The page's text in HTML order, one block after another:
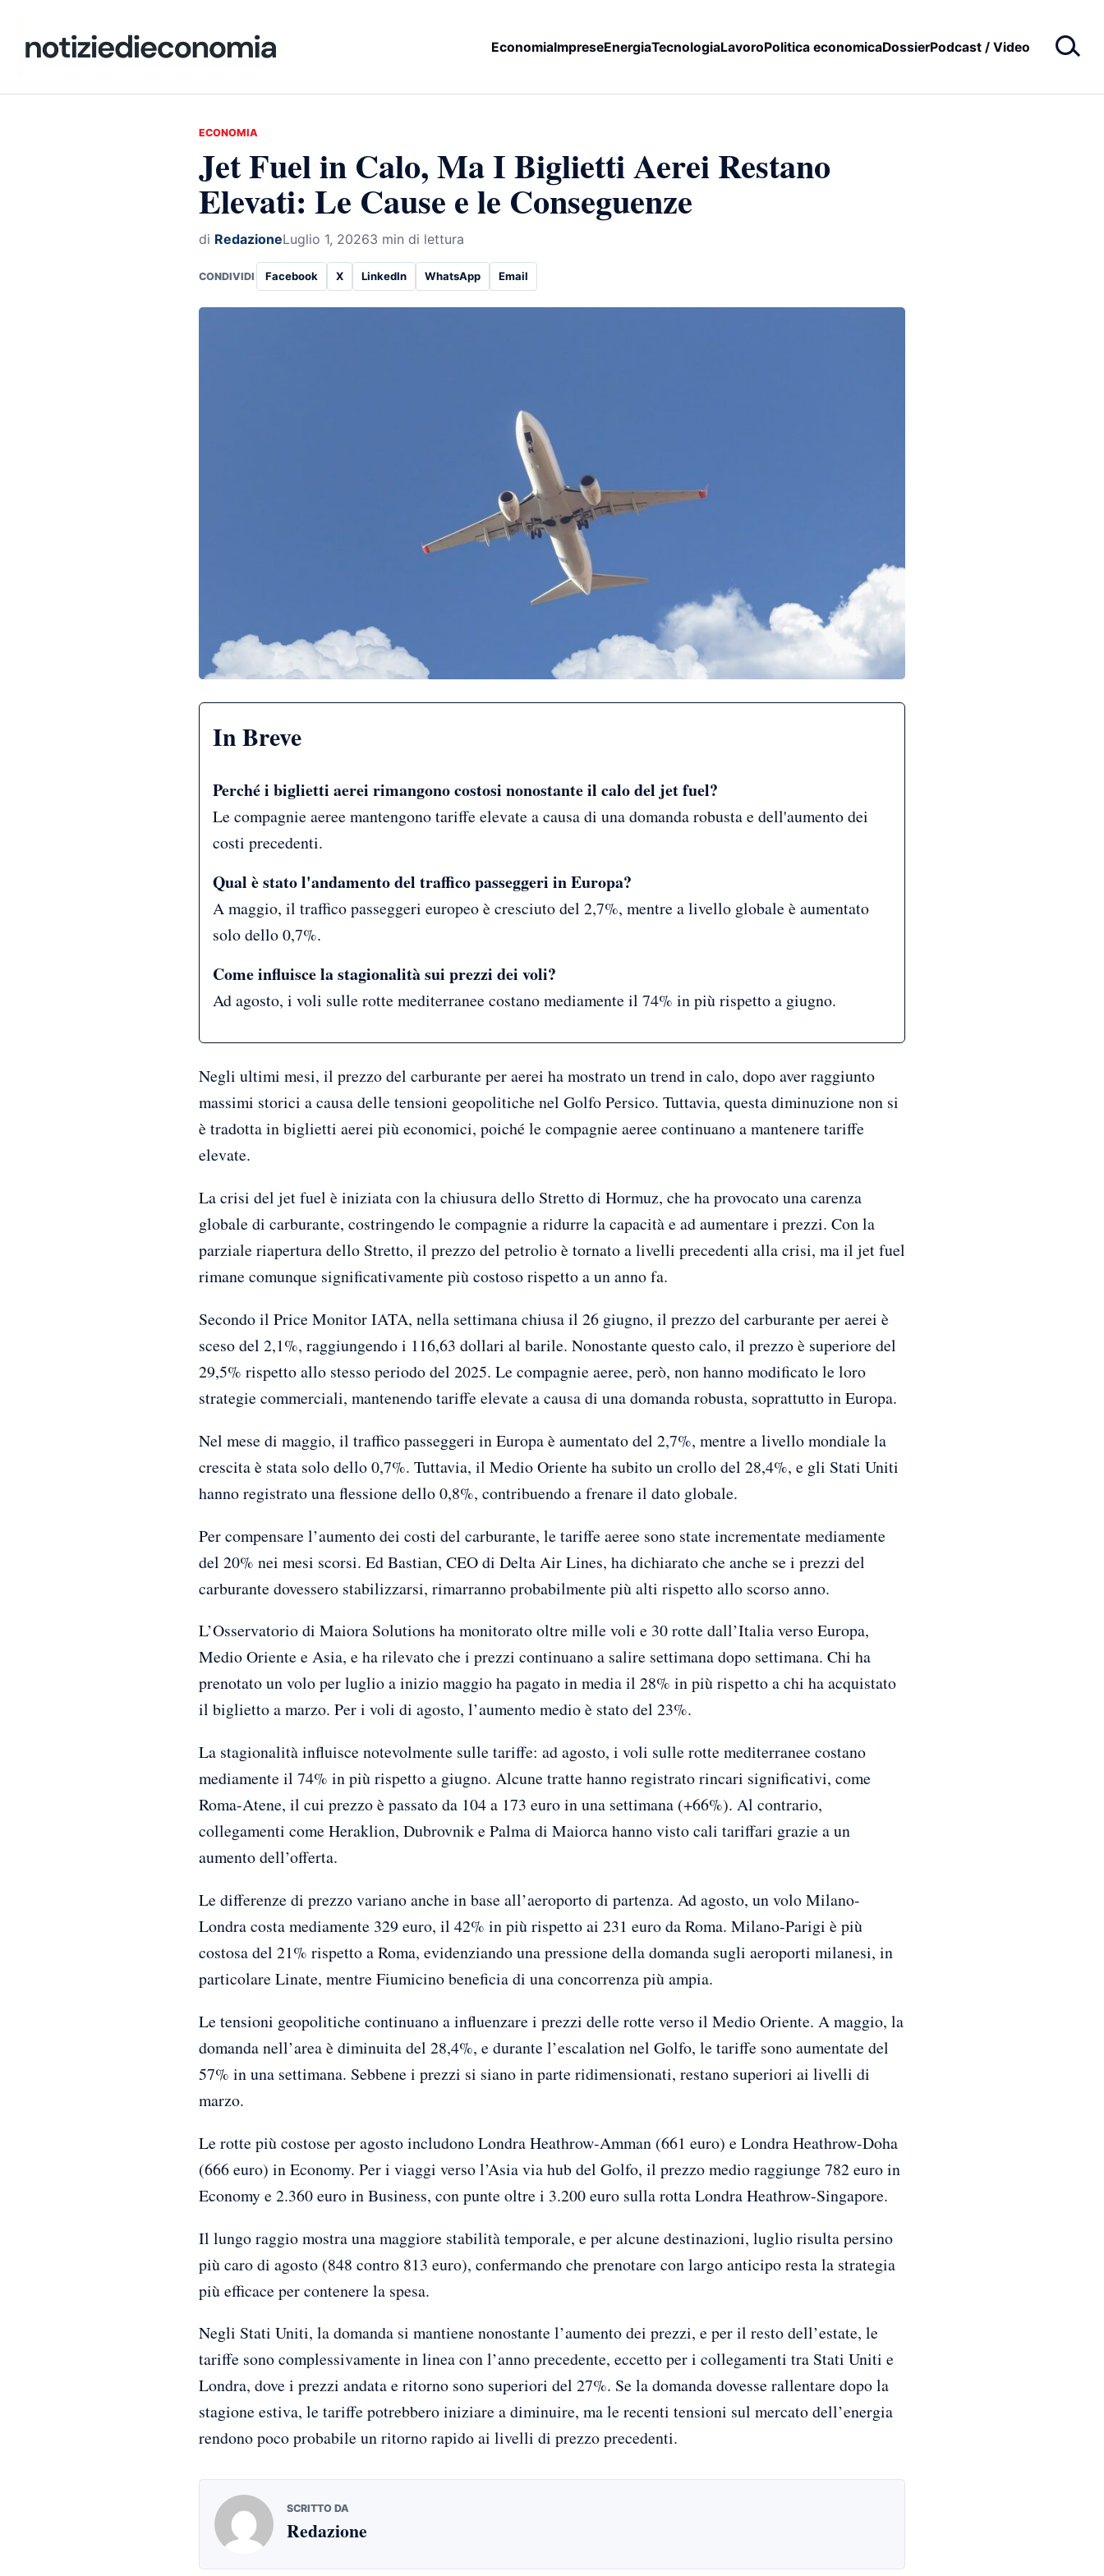
EconomiaImpreseEnergiaTecnologiaLavoroPolitica economicaDossierPodcast / Video
ECONOMIA
Jet Fuel in Calo, Ma I Biglietti Aerei Restano
Elevati: Le Cause e le Conseguenze
di RedazioneLuglio 1, 20263 min di lettura
CONDIVIDI Facebook X LinkedIn WhatsApp Email
In Breve
Perché i biglietti aerei rimangono costosi nonostante il calo del jet fuel?
Le compagnie aeree mantengono tariffe elevate a causa di una domanda robusta e dell'aumento dei
costi precedenti.
Qual è stato l'andamento del traffico passeggeri in Europa?
A maggio, il traffico passeggeri europeo è cresciuto del 2,7%, mentre a livello globale è aumentato
solo dello 0,7%.
Come influisce la stagionalità sui prezzi dei voli?
Ad agosto, i voli sulle rotte mediterranee costano mediamente il 74% in più rispetto a giugno.
Negli ultimi mesi, il prezzo del carburante per aerei ha mostrato un trend in calo, dopo aver raggiunto
massimi storici a causa delle tensioni geopolitiche nel Golfo Persico. Tuttavia, questa diminuzione non si
è tradotta in biglietti aerei più economici, poiché le compagnie aeree continuano a mantenere tariffe
elevate.
La crisi del jet fuel è iniziata con la chiusura dello Stretto di Hormuz, che ha provocato una carenza
globale di carburante, costringendo le compagnie a ridurre la capacità e ad aumentare i prezzi. Con la
parziale riapertura dello Stretto, il prezzo del petrolio è tornato a livelli precedenti alla crisi, ma il jet fuel
rimane comunque significativamente più costoso rispetto a un anno fa.
Secondo il Price Monitor IATA, nella settimana chiusa il 26 giugno, il prezzo del carburante per aerei è
sceso del 2,1%, raggiungendo i 116,63 dollari al barile. Nonostante questo calo, il prezzo è superiore del
29,5% rispetto allo stesso periodo del 2025. Le compagnie aeree, però, non hanno modificato le loro
strategie commerciali, mantenendo tariffe elevate a causa di una domanda robusta, soprattutto in Europa.
Nel mese di maggio, il traffico passeggeri in Europa è aumentato del 2,7%, mentre a livello mondiale la
crescita è stata solo dello 0,7%. Tuttavia, il Medio Oriente ha subito un crollo del 28,4%, e gli Stati Uniti
hanno registrato una flessione dello 0,8%, contribuendo a frenare il dato globale.
Per compensare l’aumento dei costi del carburante, le tariffe aeree sono state incrementate mediamente
del 20% nei mesi scorsi. Ed Bastian, CEO di Delta Air Lines, ha dichiarato che anche se i prezzi del
carburante dovessero stabilizzarsi, rimarranno probabilmente più alti rispetto allo scorso anno.
L’Osservatorio di Maiora Solutions ha monitorato oltre mille voli e 30 rotte dall’Italia verso Europa,
Medio Oriente e Asia, e ha rilevato che i prezzi continuano a salire settimana dopo settimana. Chi ha
prenotato un volo per luglio a inizio maggio ha pagato in media il 28% in più rispetto a chi ha acquistato
il biglietto a marzo. Per i voli di agosto, l’aumento medio è stato del 23%.
La stagionalità influisce notevolmente sulle tariffe: ad agosto, i voli sulle rotte mediterranee costano
mediamente il 74% in più rispetto a giugno. Alcune tratte hanno registrato rincari significativi, come
Roma-Atene, il cui prezzo è passato da 104 a 173 euro in una settimana (+66%). Al contrario,
collegamenti come Heraklion, Dubrovnik e Palma di Maiorca hanno visto cali tariffari grazie a un
aumento dell’offerta.
Le differenze di prezzo variano anche in base all’aeroporto di partenza. Ad agosto, un volo Milano-
Londra costa mediamente 329 euro, il 42% in più rispetto ai 231 euro da Roma. Milano-Parigi è più
costosa del 21% rispetto a Roma, evidenziando una pressione della domanda sugli aeroporti milanesi, in
particolare Linate, mentre Fiumicino beneficia di una concorrenza più ampia.
Le tensioni geopolitiche continuano a influenzare i prezzi delle rotte verso il Medio Oriente. A maggio, la
domanda nell’area è diminuita del 28,4%, e durante l’escalation nel Golfo, le tariffe sono aumentate del
57% in una settimana. Sebbene i prezzi si siano in parte ridimensionati, restano superiori ai livelli di
marzo.
Le rotte più costose per agosto includono Londra Heathrow-Amman (661 euro) e Londra Heathrow-Doha
(666 euro) in Economy. Per i viaggi verso l’Asia via hub del Golfo, il prezzo medio raggiunge 782 euro in
Economy e 2.360 euro in Business, con punte oltre i 3.200 euro sulla rotta Londra Heathrow-Singapore.
Il lungo raggio mostra una maggiore stabilità temporale, e per alcune destinazioni, luglio risulta persino
più caro di agosto (848 contro 813 euro), confermando che prenotare con largo anticipo resta la strategia
più efficace per contenere la spesa.
Negli Stati Uniti, la domanda si mantiene nonostante l’aumento dei prezzi, e per il resto dell’estate, le
tariffe sono complessivamente in linea con l’anno precedente, eccetto per i collegamenti tra Stati Uniti e
Londra, dove i prezzi andata e ritorno sono superiori del 27%. Se la domanda dovesse rallentare dopo la
stagione estiva, le tariffe potrebbero iniziare a diminuire, ma le recenti tensioni sul mercato dell’energia
rendono poco probabile un ritorno rapido ai livelli di prezzo precedenti.
SCRITTO DA
Redazione